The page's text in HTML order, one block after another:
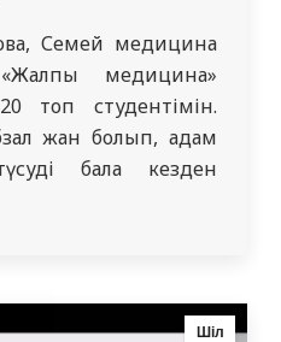
Семей медицина
«Жалпы медицина»
топ студентімін.
жан болып, адам
бала кезден
студенті
етеді. Семей
Шіл